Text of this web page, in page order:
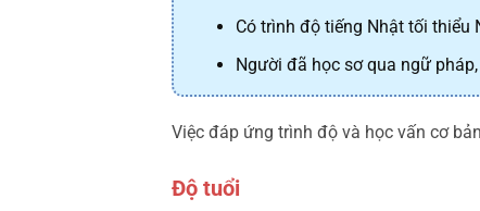
Có trình độ tiếng Nhật tối thiểu
Người đã học sơ qua ngữ
Việc đáp ứng trình độ và học vấn cơ
Độ tuổi